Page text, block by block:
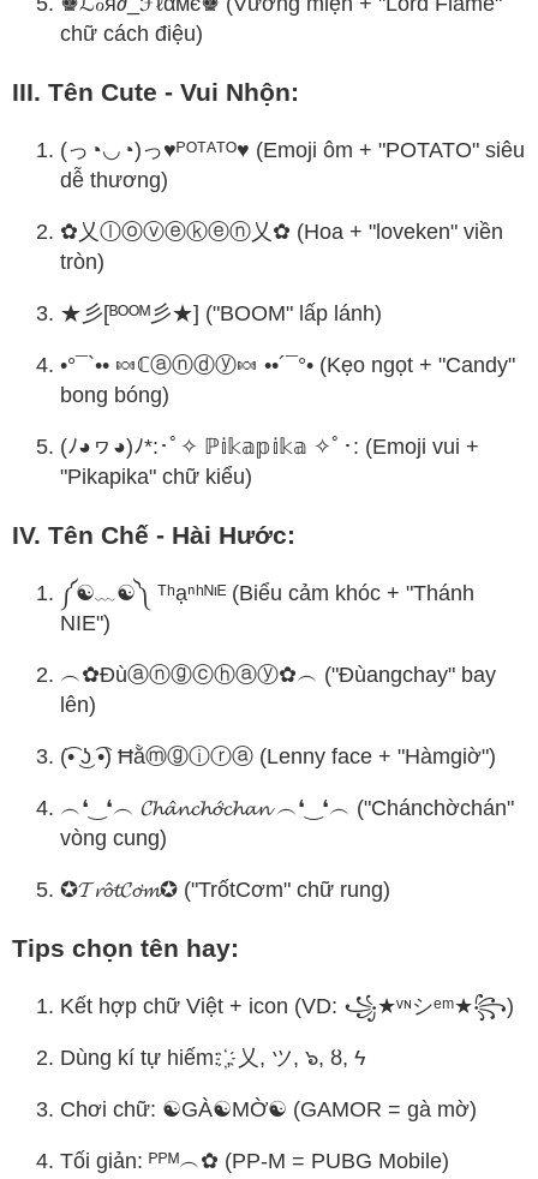
chữ cách điệu)
III. Tên Cute - Vui Nhộn:
(っ◔◡◔)っ♥︎ᴾᴼᵀᴬᵀᴼ♥︎ (Emoji ôm + "POTATO" siêu
dễ thương)
✿乂ⓛⓞⓥⓔⓚⓔⓝ乂✿ (Hoa + "loveken" viền
tròn)
★彡[ᴮᴼᴼᴹ彡★] ("BOOM" lấp lánh)
•°¯`•• 🍬ℂⓐⓝⓓⓨ🍬 ••´¯°• (Kẹo ngọt + "Candy"
bong bóng)
(ﾉ◕ヮ◕)ﾉ*:･ﾟ✧ ℙ𝕚𝕜𝕒𝕡𝕚𝕜𝕒 ✧ﾟ･: (Emoji vui +
"Pikapika" chữ kiểu)
IV. Tên Chế - Hài Hước:
༼☯﹏☯༽ ᵀʰạⁿʰᴺᶦᴱ (Biểu cảm khóc + "Thánh
NIE")
︵✿Đùⓐⓝⓖⓒⓗⓐⓨ✿︵ ("Đùangchay" bay
lên)
(͡• ͜ʖ ͡•) Ħằⓜⓖⓘⓡⓐ (Lenny face + "Hàmgiờ")
︵❛‿❛︵ 𝓒𝓱𝓪̂𝓷𝓬𝓱𝓸̛́𝓬𝓱𝓪𝓷 ︵❛‿❛︵ ("Chánchờchán"
vòng cung)
✪𝓣𝓻𝓸̂𝓽𝓒𝓸̛𝓶✪ ("TrốtCơm" chữ rung)
Tips chọn tên hay:
Kết hợp chữ Việt + icon (VD: ꧁★ᵛᶰシᵉᵐ★꧂)
Dùng kí tự hiếm: ҉, 乂, ツ, ๖, ȣ, ϟ
Chơi chữ: ☯GÀ☯MỜ☯ (GAMOR = gà mờ)
Tối giản: ᴾᴾᴹ︵✿ (PP-M = PUBG Mobile)